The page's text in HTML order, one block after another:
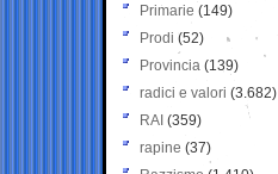
Primarie (149)
Prodi (52)
Provincia (139)
radici e valori (3.682)
RAI (359)
rapine (37)